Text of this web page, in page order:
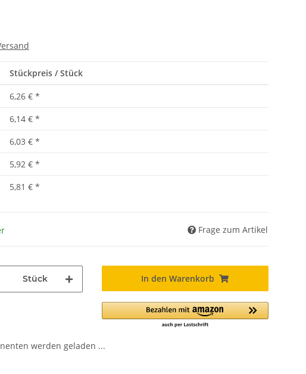
Stückpreis / Stück
6,26 € *
6,14 € *
6,03 € *
5,92 € *
5,81 € *
Frage zum Artikel
Stück In den Warenkorb
werden geladen ...